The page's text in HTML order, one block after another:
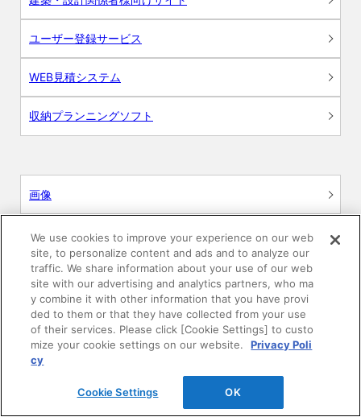
ユーザー登録サービス
WEB見積システム
収納プランニングソフト
画像
CAD
BIM用テクスチャー
図面（PDF）
申請関係認定書類
施工・取扱説明書
We use cookies to improve your experience on our web
site, to personalize content and ads and to analyze our
traffic. We share information about your use of our web
site with our advertising and analytics partners, who ma
y combine it with other information that you have provi
ded to them or that they have collected from your use
of their services. Please click [Cookie Settings] to custo
mize your cookie settings on our website.
Privacy Poli
cy
Cookie Settings OK